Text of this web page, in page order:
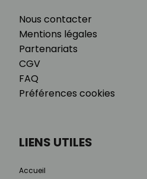
Nous contacter
Mentions légales
Partenariats
CGV
FAQ
Préférences cookies
LIENS UTILES
Accueil